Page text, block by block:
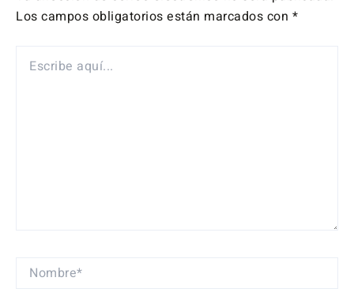
Los campos obligatorios están marcados con *
AQUÍ...
NOMBRE*